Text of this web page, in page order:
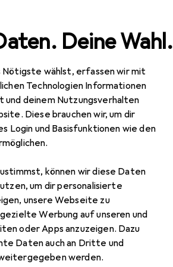
Deine Wahl.
Nötigste wählst, erfassen wir mit
Technologien Informationen
und deinem Nutzungsverhalten
Diese brauchen wir, um dir
Login und Basisfunktionen wie den
können wir diese Daten
um dir personalisierte
unsere Webseite zu
Werbung auf unseren und
oder Apps anzuzeigen. Dazu
Daten auch an Dritte und
werden.
Audio Eventtechnik